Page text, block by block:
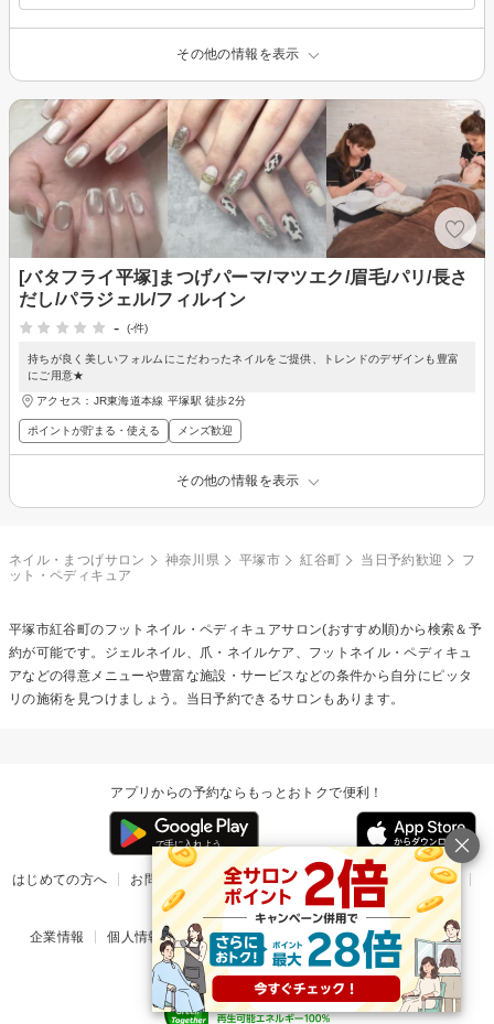
その他の情報を表示
[バタフライ平塚]まつげパーマ/マツエク/眉毛/パリ/長さ
だし/パラジェル/フィルイン
-
(-件)
持ちが良く美しいフォルムにこだわったネイルをご提供、トレンドのデザインも豊富
にご用意★
アクセス：JR東海道本線 平塚駅 徒歩2分
ポイントが貯まる・使える メンズ歓迎
その他の情報を表示
ネイル・まつげサロン 神奈川県 平塚市 紅谷町 当日予約歓迎
フ
ット・ペディキュア
平塚市紅谷町のフットネイル・ペディキュアサロン(おすすめ順)から検索＆予
約が可能です。ジェルネイル、爪・ネイルケア、フットネイル・ペディキュ
アなどの得意メニューや豊富な施設・サービスなどの条件から自分にピッタ
リの施術を見つけましょう。当日予約できるサロンもあります。
アプリからの予約ならもっとおトクで便利！
はじめての方へ お問い合わせ ヘルプ リリース情報
利用規約
掲載ご希望のサロン様
企業情報 個人情報保護方針 楽天のサービス一覧 アプリ一覧
© Rakuten Group, Inc.